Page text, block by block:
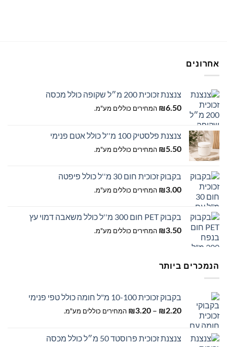
האפשרויות
בעמוד
המוצר
אחרונים
צנצנת זכוכית 200 מ״ל שקופה כולל מכסה
₪6.50 המחירים כוללים מע"מ.
צנצנת פלסטיק 100 מ''ל כולל אטם פנימי
₪5.50 המחירים כוללים מע"מ.
בקבוק זכוכית חום 30 מ''ל כולל פיפטה
₪3.00 המחירים כוללים מע"מ.
בקבוק PET חום 300 מ''ל כולל משאבה דמוי עץ
₪3.50 המחירים כוללים מע"מ.
הנמכרים ביותר
בקבוק זכוכית 10-100 מ"ל חומה כולל טפי פנימי
₪2.20
–
₪3.20
טווח
עד
המחירים כוללים מע"מ.
צנצנת זכוכית פרוסטד 50 מ״ל כולל מכסה